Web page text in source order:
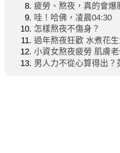
疲勞、熬夜，真的會爆
哇！哈佛，凌晨04:30
怎樣熬夜不傷身？
過年熬夜狂歡 水煮花
小資女熬夜疲勞 肌膚
男人力不從心算得出